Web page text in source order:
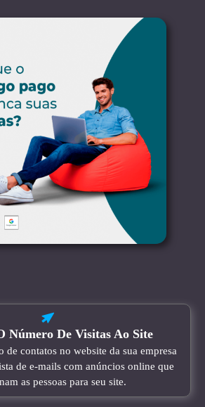
Número De Visitas Ao Site
de contatos no website da sua empresa
de e-mails com anúncios online que
as pessoas para seu site.